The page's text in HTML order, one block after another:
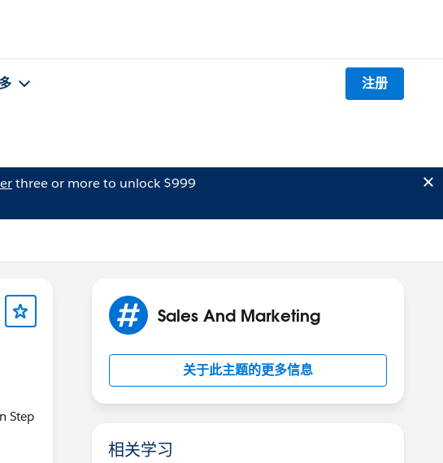
注册
three or more to unlock $999
Step
Sales And Marketing
关于此主题的更多信息
相关学习